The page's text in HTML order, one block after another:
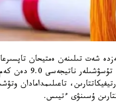
شەت تىلىنەن ەمتيحان